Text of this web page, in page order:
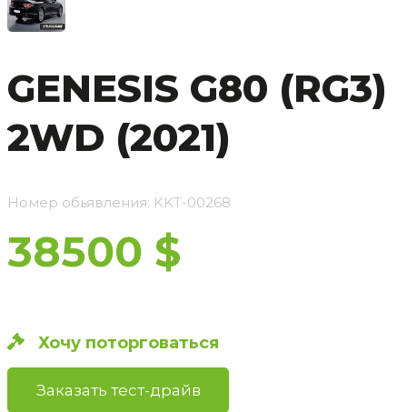
GENESIS G80 (RG3)
2WD (2021)
Номер обьявления: KKT-00268
38500 $
Хочу поторговаться
Заказать тест-драйв